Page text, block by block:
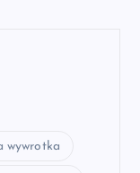
wywrotka